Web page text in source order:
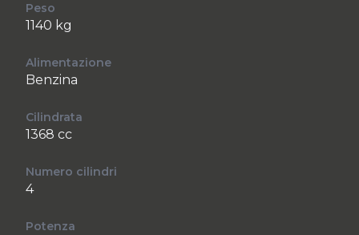
Peso
1140 kg
Alimentazione
Benzina
Cilindrata
1368 cc
Numero cilindri
4
Potenza